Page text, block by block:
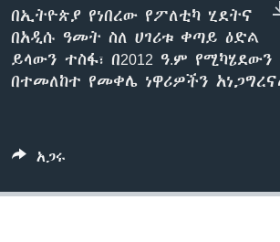
ቋንቋዎች
በኢትዮጵያ የነበረው የፖለቲካ ሂደትና
በአዲሱ ዓመት ስለ ሀገሪቱ ቀጣይ ዕድል
ይላውን ተስፋ፣ በ2012 ዓ.ም
በተመለከተ የመቀሌ ነዋሪዎችን
አጋሩ